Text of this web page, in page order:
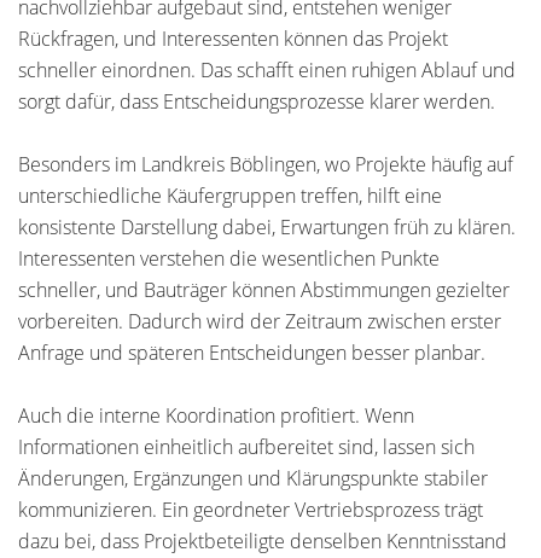
nachvollziehbar aufgebaut sind, entstehen weniger
Rückfragen, und Interessenten können das Projekt
schneller einordnen. Das schafft einen ruhigen Ablauf und
sorgt dafür, dass Entscheidungsprozesse klarer werden.
Besonders im Landkreis Böblingen, wo Projekte häufig auf
unterschiedliche Käufergruppen treffen, hilft eine
konsistente Darstellung dabei, Erwartungen früh zu klären.
Interessenten verstehen die wesentlichen Punkte
schneller, und Bauträger können Abstimmungen gezielter
vorbereiten. Dadurch wird der Zeitraum zwischen erster
Anfrage und späteren Entscheidungen besser planbar.
Auch die interne Koordination profitiert. Wenn
Informationen einheitlich aufbereitet sind, lassen sich
Änderungen, Ergänzungen und Klärungspunkte stabiler
kommunizieren. Ein geordneter Vertriebsprozess trägt
dazu bei, dass Projektbeteiligte denselben Kenntnisstand